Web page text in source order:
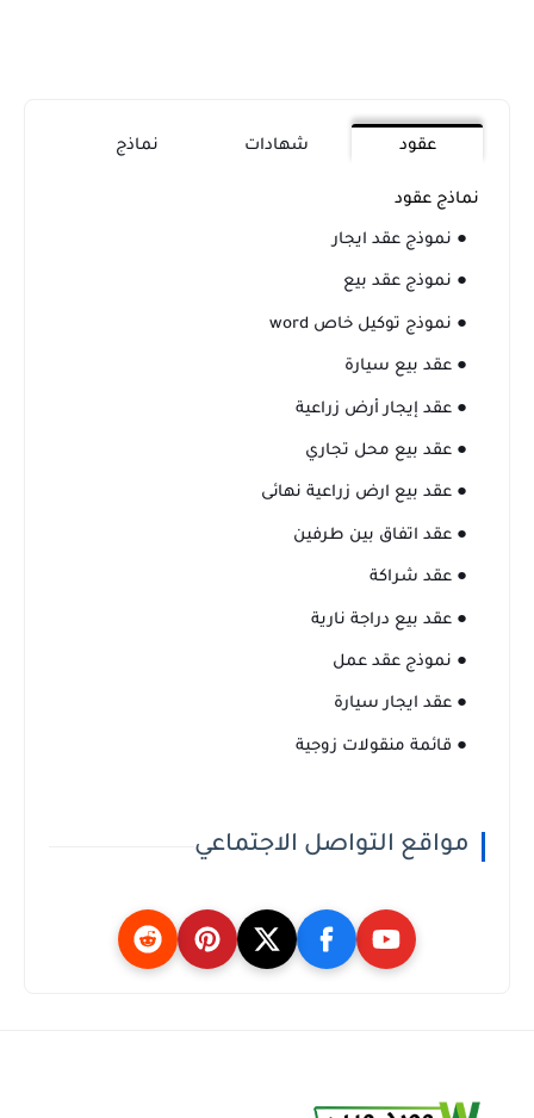
عقود شهادات نماذج
نماذج عقود
● نموذج عقد ايجار
● نموذج عقد بيع
● نموذج توكيل خاص word
● عقد بيع سيارة
● عقد إيجار أرض زراعية
● عقد بيع محل تجاري
● عقد بيع ارض زراعية نهائى
● عقد اتفاق بين طرفين
● عقد شراكة
● عقد بيع دراجة نارية
● نموذج عقد عمل
● عقد ايجار سيارة
● قائمة منقولات زوجية
مواقع التواصل الاجتماعي